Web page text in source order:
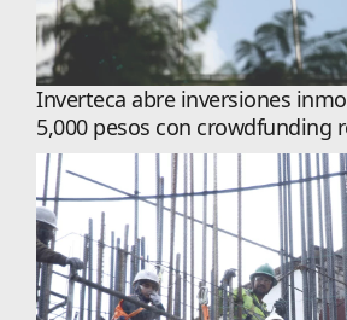
Inverteca abre inversiones
5,000 pesos con crowdfunding